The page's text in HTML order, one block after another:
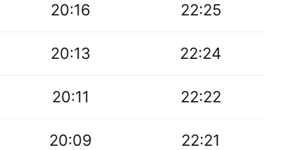
20:16 22:25
20:13 22:24
20:11 22:22
20:09 22:21